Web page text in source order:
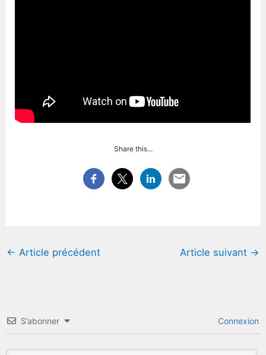
Share this...
← Article précédent Article suivant →
S’abonner Connexion